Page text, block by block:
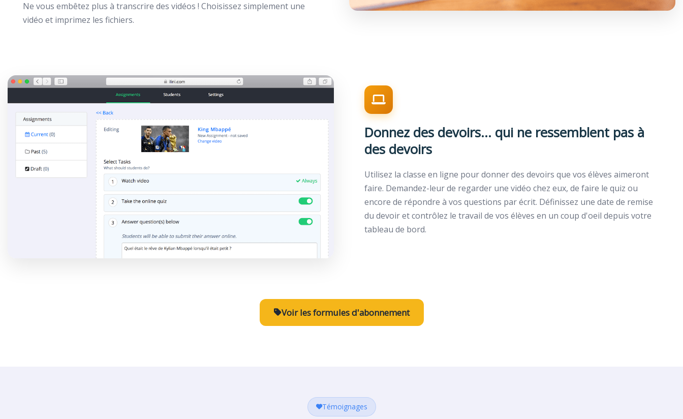
Ne vous embêtez plus à transcrire des vidéos ! Choisissez simplement une
vidéo et imprimez les fichiers.
Donnez des devoirs... qui ne ressemblent pas à
des devoirs
Utilisez la classe en ligne pour donner des devoirs que vos élèves aimeront
faire. Demandez-leur de regarder une vidéo chez eux, de faire le quiz ou
encore de répondre à vos questions par écrit. Définissez une date de remise
du devoir et contrôlez le travail de vos élèves en un coup d'oeil depuis votre
tableau de bord.
Voir les formules d'abonnement
Témoignages